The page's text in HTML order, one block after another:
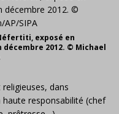
exposé en
décembre 2012. © Michael
dans
responsabilité (chef